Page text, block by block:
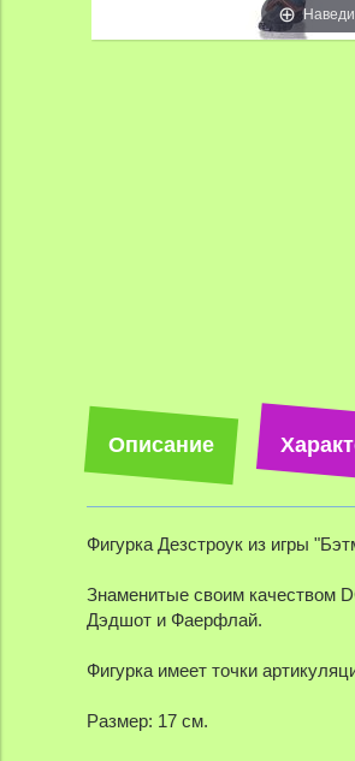
Описание
Фигурка Дезстроук из игры
Знаменитые своим качеством
Дэдшот и Фаерфлай.
Фигурка имеет точки
Размер: 17 см.